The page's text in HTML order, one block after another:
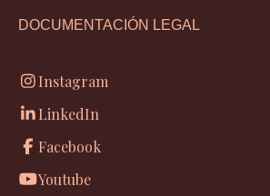
DOCUMENTACIÓN LEGAL
Instagram
LinkedIn
Facebook
Youtube